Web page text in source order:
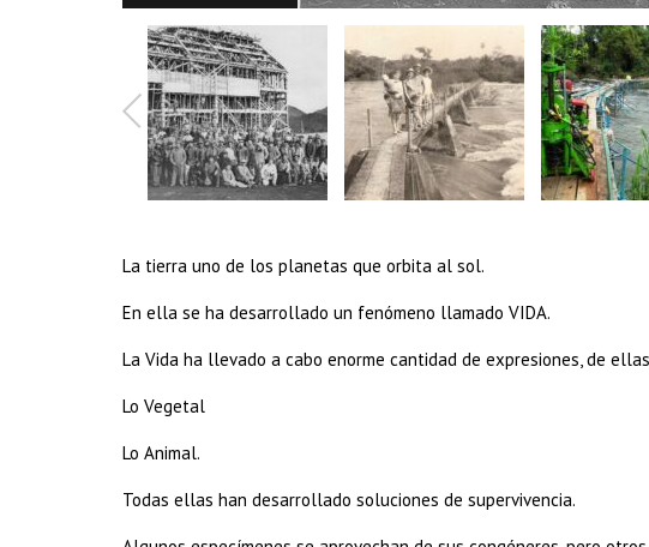
La tierra uno de los planetas que orbita al sol.
En ella se ha desarrollado un fenómeno llamado VIDA.
La Vida ha llevado a cabo enorme cantidad de expresiones, de
Lo Vegetal
Lo Animal.
Todas ellas han desarrollado soluciones de supervivencia.